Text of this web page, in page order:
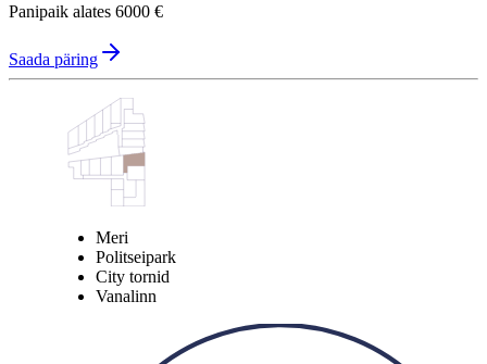
Panipaik alates 6000 €
Saada päring
Meri
Politseipark
City tornid
Vanalinn